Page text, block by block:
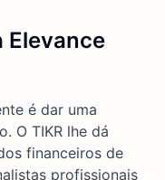
Elevance
é dar uma
O TIKR lhe dá
financeiros de
profissionais